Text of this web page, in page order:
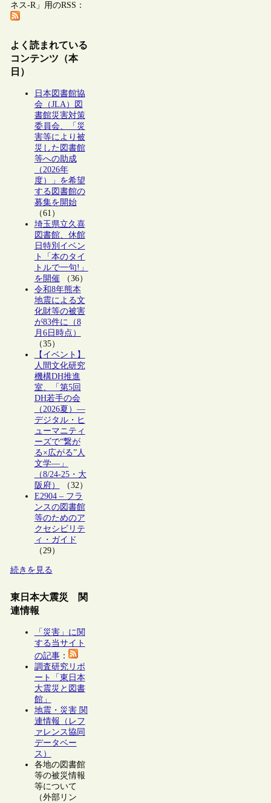
ネス-R」用のRSS：
よく読まれている
コンテンツ（本
日）
日本図書館協
会（JLA）図
書館災害対策
委員会、「災
害等により被
災した図書館
等への助成
（2026年
度）」を希望
する図書館の
募集を開始
（61）
埼玉県立久喜
図書館、休館
日特別イベン
ト「本のタイ
トルで一句!」
を開催（36）
令和8年熊本
地震による文
化財等の被害
が83件に（8
月6日時点）
（35）
【イベント】
人間文化研究
機構DH推進
室、「第5回
DH若手の会
（2026夏）―
デジタル・ヒ
ューマニティ
ーズで“繋が
る×広がる”人
文学―」
（8/24-25・大
阪府）
（32）
E2904 – フラ
ンスの図書館
等のためのア
クセシビリテ
ィ・ガイド
（29）
続きを見る
東日本大震災 関
連情報
「災害」に関
する当サイト
の記事：
調査研究リポ
ート「東日本
大震災と図書
館」
地震・災害 関
連情報（レフ
ァレンス協同
データベー
ス）
各地の図書館
等の被災情報
等について
（外部リン